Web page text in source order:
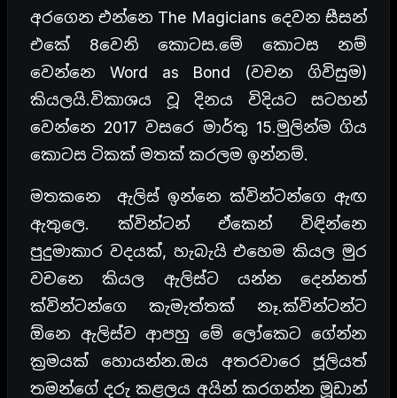
අරගෙන එන්නෙ The Magicians දෙවන සීසන්
එකේ 8වෙනි කොටස.මේ කොටස නම්
වෙන්නෙ Word as Bond (වචන ගිවිසුම)
කියලයි.විකාශය වූ දිනය විදියට සටහන්
වෙන්නෙ 2017 වසරෙ මාර්තු 15.මුලින්ම ගිය
කොටස ටිකක් මතක් කරලම ඉන්නම්.
මතකනෙ ඇලිස් ඉන්නෙ ක්වින්ටන්ගෙ ඇඟ
ඇතුලෙ. ක්වින්ටන් ඒකෙන් විඳින්නෙ
පුදුමාකාර වදයක්, හැබැයි එහෙම කියල මුර
වචනෙ කියල ඇලිස්ට යන්න දෙන්නත්
ක්වින්ටන්ගෙ කැමැත්තක් නෑ.ක්වින්ටන්ට
ඕනෙ ඇලිස්ව ආපහු මේ ලෝකෙට ගේන්න
ක්‍රමයක් හොයන්න.ඔය අතරවාරෙ ජූලියත්
තමන්ගේ දරු කළලය අයින් කරගන්න මූඩාන්